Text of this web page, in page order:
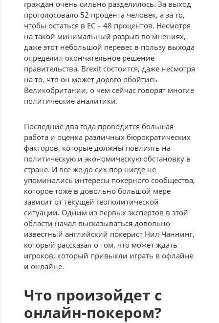
граждан очень сильно разделилось. За выход
проголосовало 52 процента человек, а за то,
чтобы остаться в ЕС – 48 процентов. Несмотря
на такой минимальный разрыв во мнениях,
даже этот небольшой перевес в пользу выхода
определил окончательное решение
правительства. Brexit состоится, даже несмотря
на то, что он может дорого обойтись
Великобритании, о чем сейчас говорят многие
политические аналитики.
Последние два года проводится большая
работа и оценка различных бюрократических
факторов, которые должны повлиять на
политическую и экономическую обстановку в
стране. И все же до сих пор нигде не
упоминались интересы покерного сообщества,
которое тоже в довольно большой мере
зависит от текущей геополитической
ситуации. Одним из первых экспертов в этой
области начал высказываться довольно
известный английский покерист Нил Чаннинг,
который рассказал о том, что может ждать
игроков, который привыкли играть в офлайне
и онлайне.
Что произойдет с
онлайн-покером?